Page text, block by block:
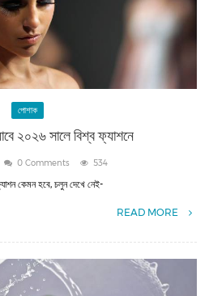
পোশাক
২০২৬ সালে বিশ্ব ফ্যাশনে
0 Comments 534
কেমন হবে, চলুন দেখে নেই-
READ MORE